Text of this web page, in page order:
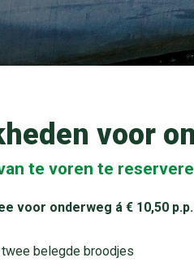
voor
te voren te
voor onderweg á € 10,50 p.p.
belegde broodjes